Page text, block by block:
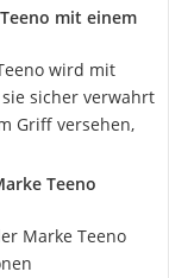
mit einem
wird mit
sicher verwahrt
Griff versehen,
Teeno
Marke Teeno